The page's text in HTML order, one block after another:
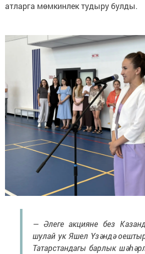
атларга мөмкинлек тудыру булды.
— Әлеге акцияне без
шулай ук Яшел Үзәндә
Татарстандагы барлык